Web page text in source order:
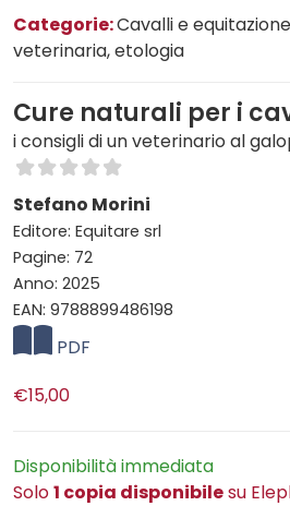
Categorie:Cavalli e equitazione
veterinaria, etologia
Cure naturali per i
i consigli di un veterinario al
Stefano Morini
Editore: Equitare srl
Pagine: 72
Anno: 2025
EAN: 9788899486198
PDF
€15,00
Disponibilità immediata
Solo1 copia disponibilesu